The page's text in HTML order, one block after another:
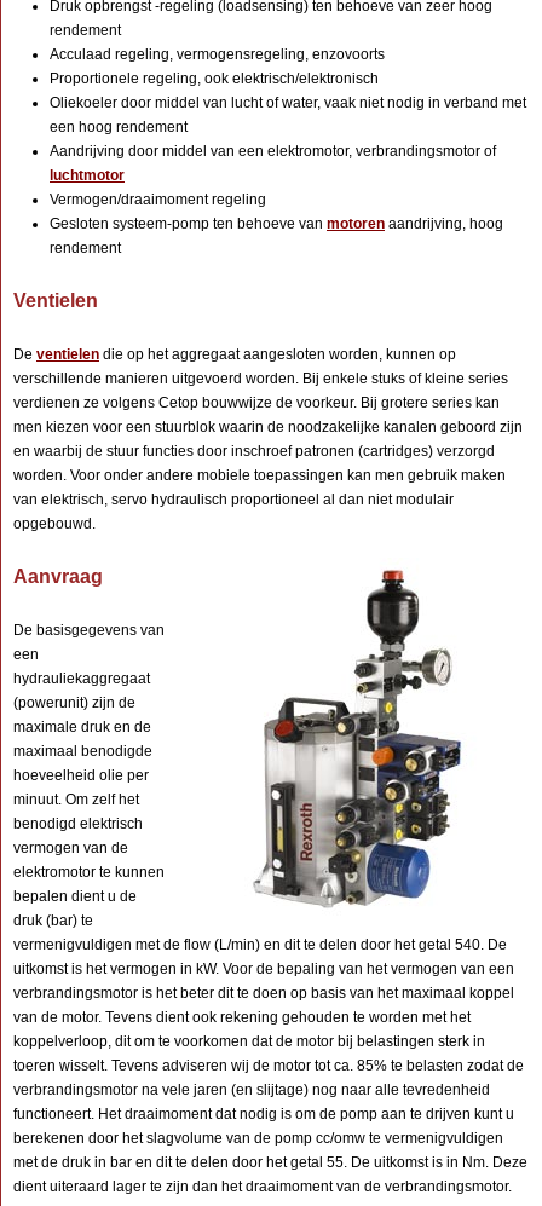
Druk opbrengst -regeling (loadsensing) ten behoeve van zeer hoog
rendement
Acculaad regeling, vermogensregeling, enzovoorts
Proportionele regeling, ook elektrisch/elektronisch
Oliekoeler door middel van lucht of water, vaak niet nodig in verband met
een hoog rendement
Aandrijving door middel van een elektromotor, verbrandingsmotor of
luchtmotor
Vermogen/draaimoment regeling
Gesloten systeem-pomp ten behoeve van motoren aandrijving, hoog
rendement
Ventielen
De ventielen die op het aggregaat aangesloten worden, kunnen op
verschillende manieren uitgevoerd worden. Bij enkele stuks of kleine series
verdienen ze volgens Cetop bouwwijze de voorkeur. Bij grotere series kan
men kiezen voor een stuurblok waarin de noodzakelijke kanalen geboord zijn
en waarbij de stuur functies door inschroef patronen (cartridges) verzorgd
worden. Voor onder andere mobiele toepassingen kan men gebruik maken
van elektrisch, servo hydraulisch proportioneel al dan niet modulair
opgebouwd.
Aanvraag
De basisgegevens van
een
hydrauliekaggregaat
(powerunit) zijn de
maximale druk en de
maximaal benodigde
hoeveelheid olie per
minuut. Om zelf het
benodigd elektrisch
vermogen van de
elektromotor te kunnen
bepalen dient u de
druk (bar) te
vermenigvuldigen met de flow (L/min) en dit te delen door het getal 540. De
uitkomst is het vermogen in kW. Voor de bepaling van het vermogen van een
verbrandingsmotor is het beter dit te doen op basis van het maximaal koppel
van de motor. Tevens dient ook rekening gehouden te worden met het
koppelverloop, dit om te voorkomen dat de motor bij belastingen sterk in
toeren wisselt. Tevens adviseren wij de motor tot ca. 85% te belasten zodat de
verbrandingsmotor na vele jaren (en slijtage) nog naar alle tevredenheid
functioneert. Het draaimoment dat nodig is om de pomp aan te drijven kunt u
berekenen door het slagvolume van de pomp cc/omw te vermenigvuldigen
met de druk in bar en dit te delen door het getal 55. De uitkomst is in Nm. Deze
dient uiteraard lager te zijn dan het draaimoment van de verbrandingsmotor.